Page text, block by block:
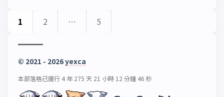
1 2 … 5
© 2021 - 2026yexca
本部落格已運行 4 年 275 天 21 小時 12 分鐘 46 秒